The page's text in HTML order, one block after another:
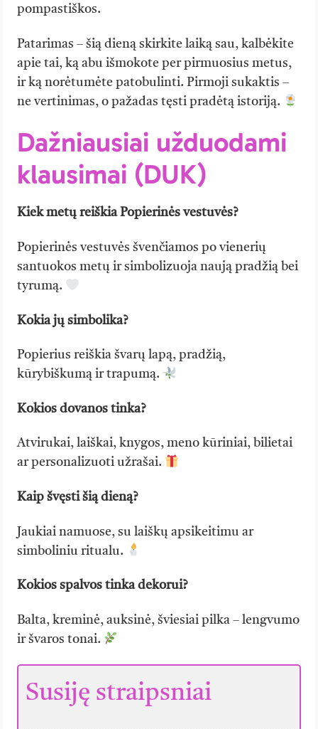
pompastiškos.
Patarimas – šią dieną skirkite laiką sau, kalbėkite
apie tai, ką abu išmokote per pirmuosius metus,
ir ką norėtumėte patobulinti. Pirmoji sukaktis –
ne vertinimas, o pažadas tęsti pradėtą istoriją.
Dažniausiai užduodami
klausimai (DUK)
Kiek metų reiškia Popierinės vestuvės?
Popierinės vestuvės švenčiamos po vienerių
santuokos metų ir simbolizuoja naują pradžią bei
tyrumą.
Kokia jų simbolika?
Popierius reiškia švarų lapą, pradžią,
kūrybiškumą ir trapumą.
Kokios dovanos tinka?
Atvirukai, laiškai, knygos, meno kūriniai, bilietai
ar personalizuoti užrašai.
Kaip švęsti šią dieną?
Jaukiai namuose, su laiškų apsikeitimu ar
simboliniu ritualu.
Kokios spalvos tinka dekorui?
Balta, kreminė, auksinė, šviesiai pilka – lengvumo
ir švaros tonai.
Susiję straipsniai